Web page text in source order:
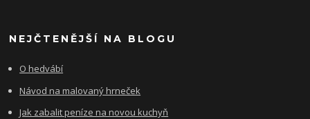
NEJČTENĚJŠÍ NA BLOGU
O hedvábí
Návod na malovaný hrneček
Jak zabalit peníze na novou kuchyň